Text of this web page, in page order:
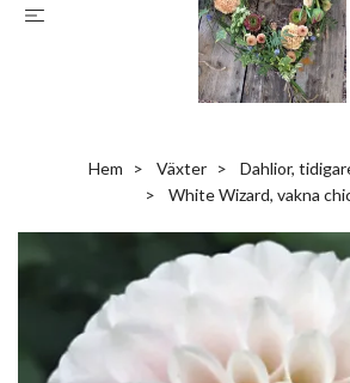
Hem Växter
Dahlior,
White Wizard, vakna